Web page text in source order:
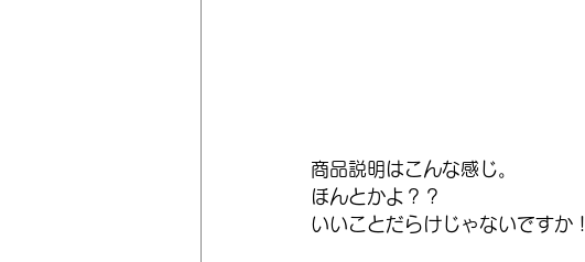
商品説明はこんな感じ。
ほんとかよ？？
いいことだらけじゃないですか！